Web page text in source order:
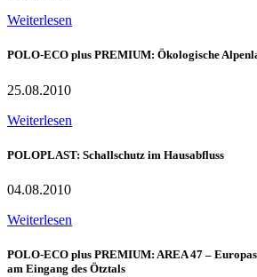
Weiterlesen
POLO-ECO plus PREMIUM: Ökologische
25.08.2010
Weiterlesen
POLOPLAST: Schallschutz im Hausabfluss
04.08.2010
Weiterlesen
POLO-ECO plus PREMIUM: AREA 47 –
am Eingang des Ötztals